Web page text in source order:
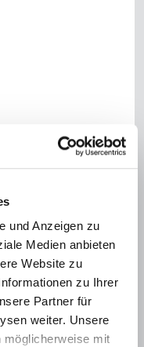
und Anzeigen zu
Medien anbieten
Website zu
zu Ihrer
Partner für
weiter. Unsere
möglicherweise mit